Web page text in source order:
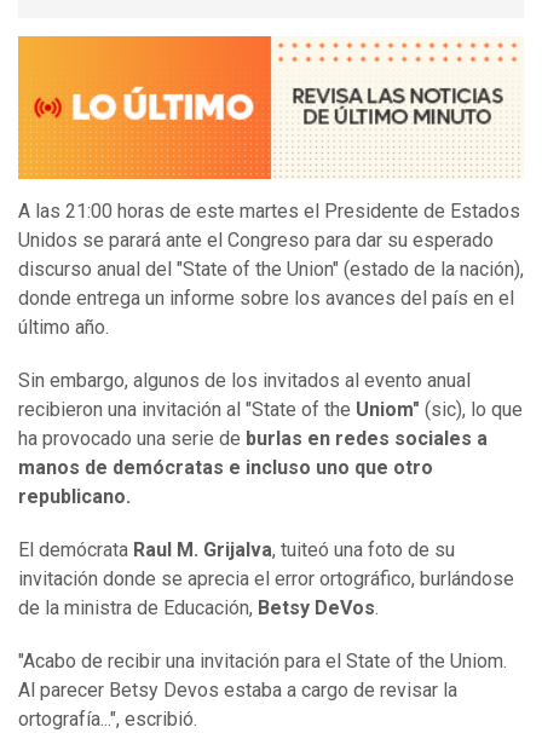
A las 21:00 horas de este martes el Presidente de Estados
Unidos se parará ante el Congreso para dar su esperado
discurso anual del "State of the Union" (estado de la nación),
donde entrega un informe sobre los avances del país en el
último año.
Sin embargo, algunos de los invitados al evento anual
recibieron una invitación al "State of the Uniom" (sic), lo que
ha provocado una serie de burlas en redes sociales a
manos de demócratas e incluso uno que otro
republicano.
El demócrata Raul M. Grijalva, tuiteó una foto de su
invitación donde se aprecia el error ortográfico, burlándose
de la ministra de Educación, Betsy DeVos.
"Acabo de recibir una invitación para el State of the Uniom.
Al parecer Betsy Devos estaba a cargo de revisar la
ortografía...", escribió.